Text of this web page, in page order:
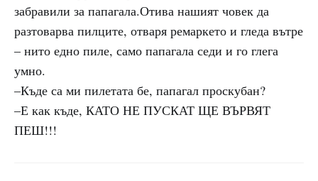
забравили за папагала.Отива нашият човек да
разтоварва пилците, отваря ремаркето и гледа вътре
– нито едно пиле, само папагала седи и го глега
умно.
–Къде са ми пилетата бе, папагал проскубан?
–Е как къде, КАТО НЕ ПУСКАТ ЩЕ ВЪРВЯТ
ПЕШ!!!